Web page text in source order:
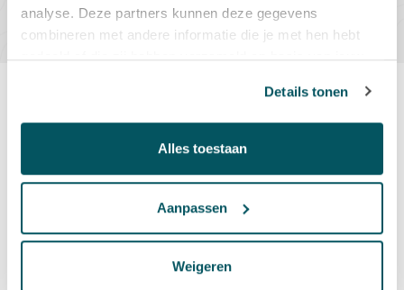
analyse. Deze partners kunnen deze gegevens
combineren met andere informatie die je met hen hebt
gedeeld of die zij hebben verzameld op basis van jouw
Details tonen
Alles toestaan
Aanpassen
Weigeren
Productbeschrijving
Badjas Mori is geschikt om te wassen op tempraturen tot
60 graden, wij adviseren te wassen op 40 graden. Het
wassen op lagere temperaturen voorkomt onnodige
slijtage en is beter voor het milieu.